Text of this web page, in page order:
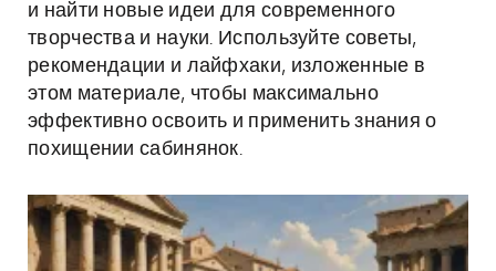
и найти новые идеи для современного
творчества и науки. Используйте советы,
рекомендации и лайфхаки, изложенные в
этом материале, чтобы максимально
эффективно освоить и применить знания о
похищении сабинянок.